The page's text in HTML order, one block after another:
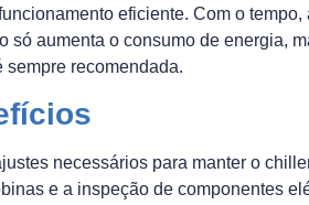
eficiente. Com o
aumenta o consumo de energia,
recomendada.
necessários para manter o
e a inspeção de componentes